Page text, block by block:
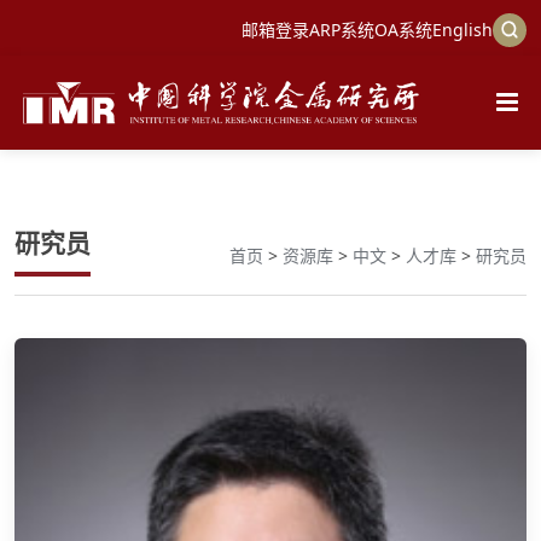
邮箱登录ARP系统OA系统English
研究员 首页 > 资源库 > 中文 > 人才库 > 研究员